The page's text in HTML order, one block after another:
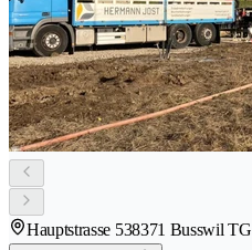
Hauptstrasse 538371 Busswil TG